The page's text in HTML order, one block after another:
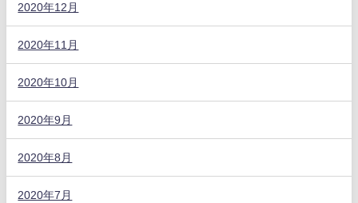
2020年12月
2020年11月
2020年10月
2020年9月
2020年8月
2020年7月